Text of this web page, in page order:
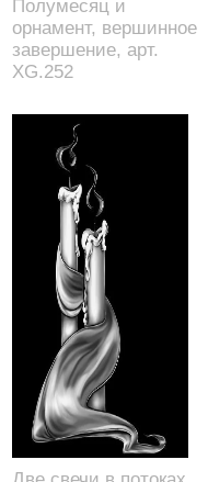
Полумесяц и
орнамент, вершинное
завершение, арт.
XG.252